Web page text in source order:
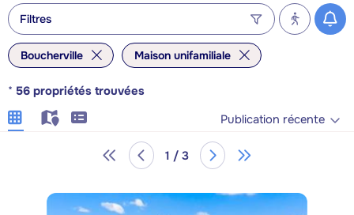
Filtres
Boucherville Maison unifamiliale
* 56 propriétés trouvées
Publication récente
1 / 3